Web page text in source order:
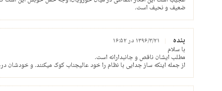
ضعیف و نحیف است.
بنده
۱۳۹۶/۳/۲۱ در ۱۶:۵۲
با سلام
مطلب ایشان ناقص و جانبدارانه است.
از جمله اینکه ساز جدایی با نظام را خود عالیجناب کوک میکنند. و